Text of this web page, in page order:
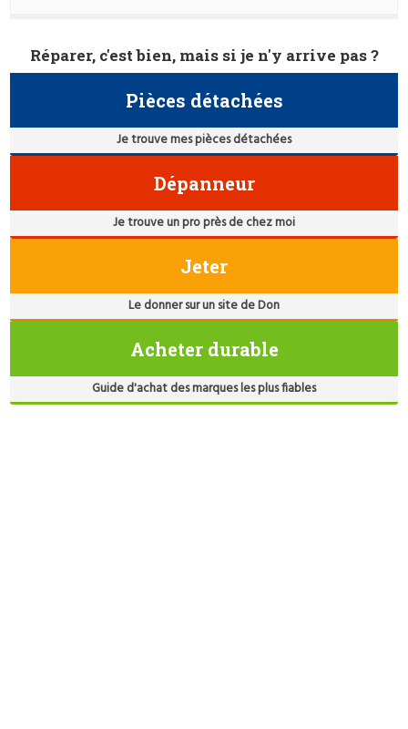
Réparer, c'est bien, mais si je n'y arrive pas ?
Pièces détachées
Je trouve mes pièces détachées
Dépanneur
Je trouve un pro près de chez moi
Jeter
Le donner sur un site de Don
Acheter durable
Guide d'achat des marques les plus fiables